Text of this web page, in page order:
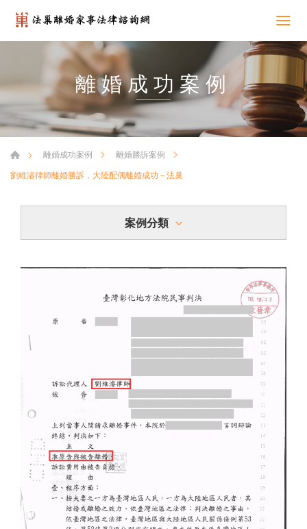
離婚成功案例
離婚成功案例
離婚勝訴案例
劉維濬律師離婚勝訴，大陸配偶離婚成功－法巢
案例分類